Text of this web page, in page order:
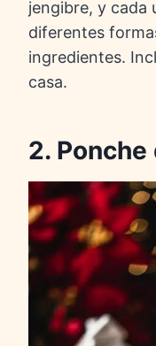
jengibre, y cada
diferentes
ingredientes.
casa.
2. Ponche